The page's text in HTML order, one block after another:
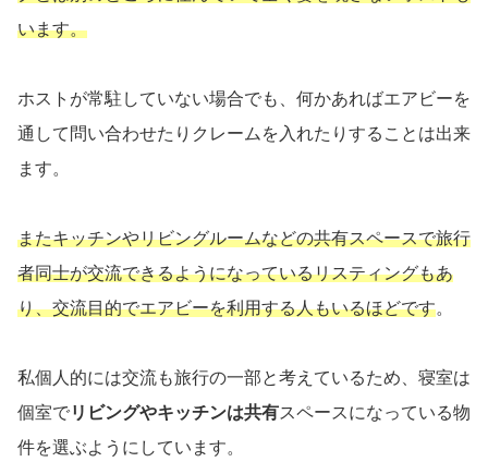
います。
ホストが常駐していない場合でも、何かあればエアビーを
通して問い合わせたりクレームを入れたりすることは出来
ます。
またキッチンやリビングルームなどの共有スペースで旅行
者同士が交流できるようになっているリスティングもあ
り、交流目的でエアビーを利用する人もいるほどです。
私個人的には交流も旅行の一部と考えているため、寝室は
個室でリビングやキッチンは共有スペースになっている物
件を選ぶようにしています。